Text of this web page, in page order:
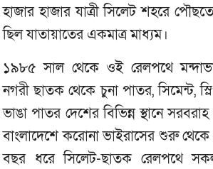
হাজার হাজার যাত্রী সিলেট শহরে
ছিল যাতায়াতের একমাত্র মাধ্যম।
১৯৮৫ সাল থেকে ওই রেলপথে
নগরী ছাতক থেকে চুনা পাতর, সিমেন্ট,
ভাঙা পাতর দেশের বিভিন্ন স্থানে
বাংলাদেশে করোনা ভাইরাসের শুরু থেকে
বছর ধরে সিলেট-ছাতক রেলপথে